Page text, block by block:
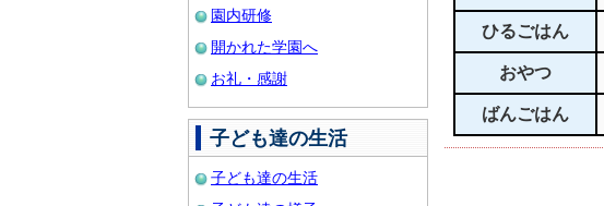
園内研修
開かれた学園へ
お礼・感謝
子ども達の生活
子ども達の生活
ひるごはん
おやつ
ばんごはん